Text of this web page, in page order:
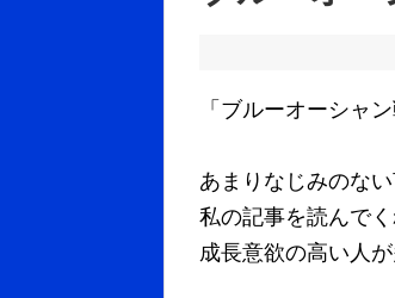
「ブルーオーシャン
あまりなじみのな
私の記事を読んでく
成長意欲の高い人